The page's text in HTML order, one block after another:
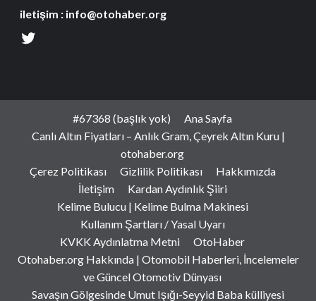
iletişim : info@otohaber.org
#67368 (başlık yok)
Ana Sayfa
Canlı Altın Fiyatları – Anlık Gram, Çeyrek Altın Kuru |
otohaber.org
Çerez Politikası
Gizlilik Politikası
Hakkımızda
İletişim
Kardan Aydınlık Şiiri
Kelime Bulucu | Kelime Bulma Makinesi
Kullanım Şartları / Yasal Uyarı
KVKK Aydınlatma Metni
OtoHaber
Otohaber.org Hakkında | Otomobil Haberleri, İncelemeler
ve Güncel Otomotiv Dünyası
Savaşın Gölgesinde Umut Işığı-Seyyid Baba külliyesi